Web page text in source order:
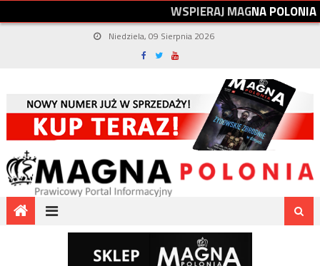
WSPIERAJMAGNAPOLONIA
Niedziela, 09 Sierpnia 2026